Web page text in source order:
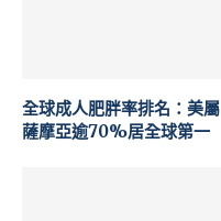
全球成人肥胖率排名：美屬
薩摩亞逾70%居全球第一